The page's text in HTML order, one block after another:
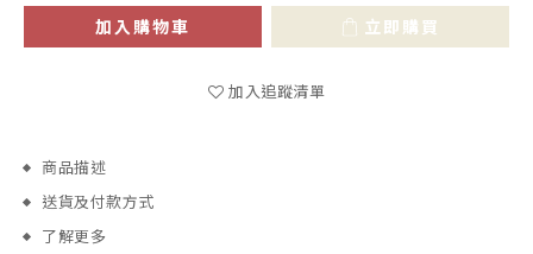
加入購物車 立即購買
加入追蹤清單
商品描述
送貨及付款方式
了解更多